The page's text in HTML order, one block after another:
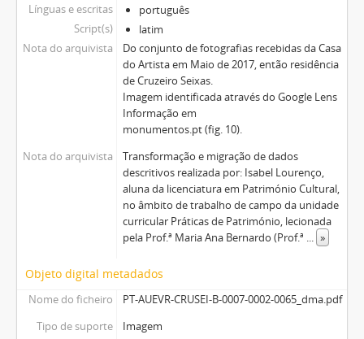
Línguas e escritas
português
Script(s)
latim
Nota do arquivista
Do conjunto de fotografias recebidas da Casa
do Artista em Maio de 2017, então residência
de Cruzeiro Seixas.
Imagem identificada através do Google Lens
Informação em
monumentos.pt (fig. 10).
Nota do arquivista
Transformação e migração de dados
descritivos realizada por: Isabel Lourenço,
aluna da licenciatura em Património Cultural,
no âmbito de trabalho de campo da unidade
curricular Práticas de Património, lecionada
pela Prof.ª Maria Ana Bernardo (Prof.ª ... »
Objeto digital metadados
Nome do ficheiro
PT-AUEVR-CRUSEI-B-0007-0002-0065_dma.pdf
Tipo de suporte
Imagem